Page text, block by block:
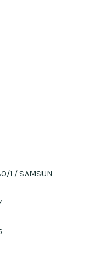
1 / SAMSUN